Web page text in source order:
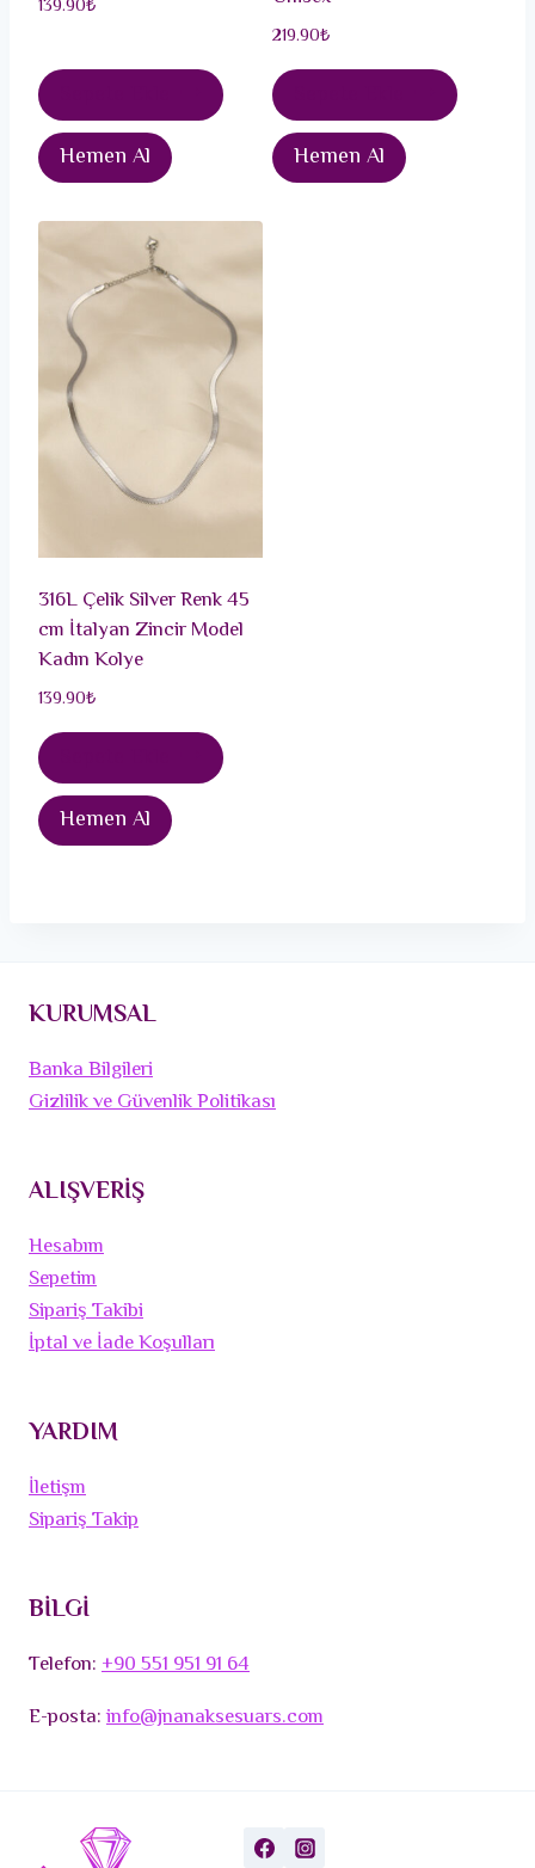
139.90₺
Hemen Al
219.90₺
Hemen Al
316L Çelik Silver Renk 45
cm İtalyan Zincir Model
Kadın Kolye
139.90₺
Hemen Al
KURUMSAL
Banka Bilgileri
Gizlilik ve Güvenlik Politikası
ALIŞVERİŞ
Hesabım
Sepetim
Sipariş Takibi
İptal ve İade Koşulları
YARDIM
İletişm
Sipariş Takip
BİLGİ
Telefon:+90 551 951 91 64
E-posta:info@jnanaksesuars.com